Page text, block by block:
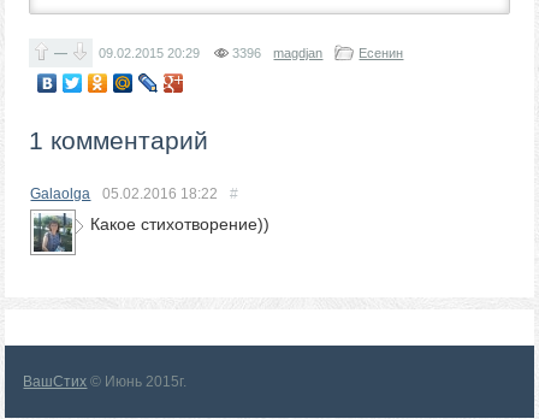
— 09.02.201520:29 3396 magdjan Есенин
1 комментарий
Galaolga 05.02.2016 18:22 #
Какое стихотворение))
ВашСтих © Июнь 2015г.